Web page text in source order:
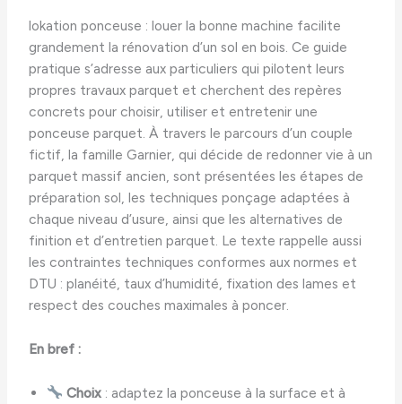
lokation ponceuse : louer la bonne machine facilite
grandement la rénovation d’un sol en bois. Ce guide
pratique s’adresse aux particuliers qui pilotent leurs
propres travaux parquet et cherchent des repères
concrets pour choisir, utiliser et entretenir une
ponceuse parquet. À travers le parcours d’un couple
fictif, la famille Garnier, qui décide de redonner vie à un
parquet massif ancien, sont présentées les étapes de
préparation sol, les techniques ponçage adaptées à
chaque niveau d’usure, ainsi que les alternatives de
finition et d’entretien parquet. Le texte rappelle aussi
les contraintes techniques conformes aux normes et
DTU : planéité, taux d’humidité, fixation des lames et
respect des couches maximales à poncer.
En bref :
Choix : adaptez la ponceuse à la surface et à